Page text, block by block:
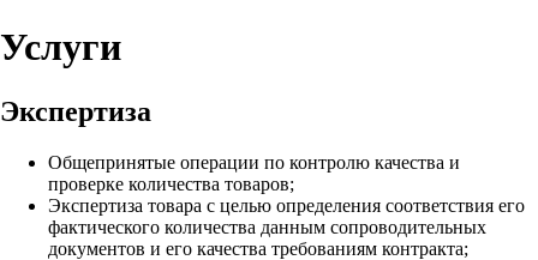
Услуги
Экспертиза
Общепринятые операции по контролю качества и
проверке количества товаров;
Экспертиза товара с целью определения соответствия его
фактического количества данным сопроводительных
документов и его качества требованиям контракта;